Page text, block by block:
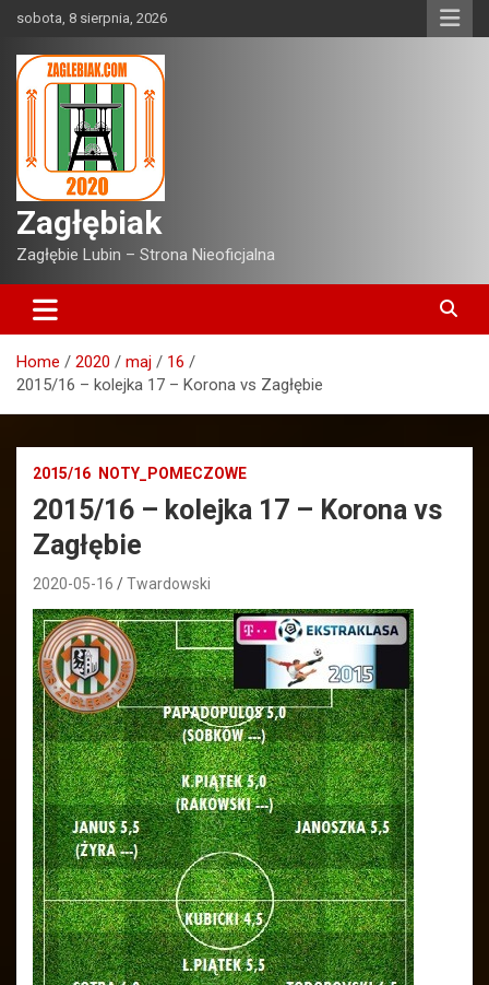
content
sobota, 8 sierpnia, 2026
Zagłębiak
Zagłębie Lubin – Strona Nieoficjalna
Home 2020 maj
16
2015/16 – kolejka 17 – Korona vs Zagłębie
2015/16 NOTY_POMECZOWE
2015/16 – kolejka 17 – Korona vs
Zagłębie
2020-05-16 Twardowski